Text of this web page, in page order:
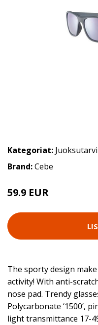
Kategoriat:
Brand:Cebe
59.9 EUR
The sporty design
activity! With anti-
nose pad. Trendy
Polycarbonate ‘1500’,
light transmittance 17-